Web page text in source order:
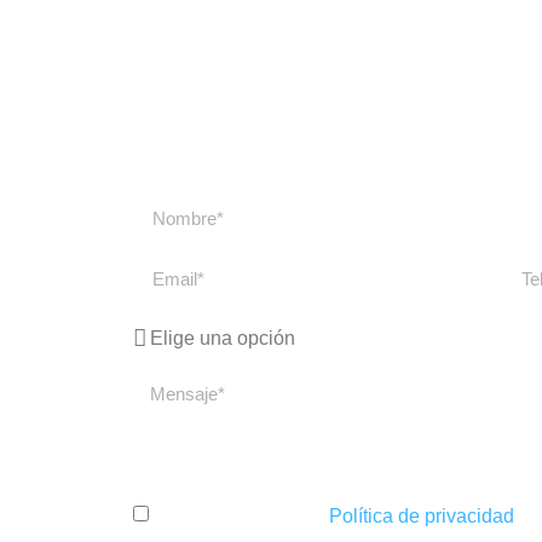
Política de privacidad